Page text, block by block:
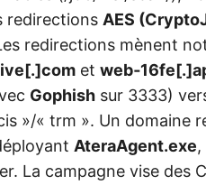
redirections AES
redirections mènent
et
Gophish sur 3333)
»/« trm ». Un domaine
AteraAgent.exe,
La campagne vise des